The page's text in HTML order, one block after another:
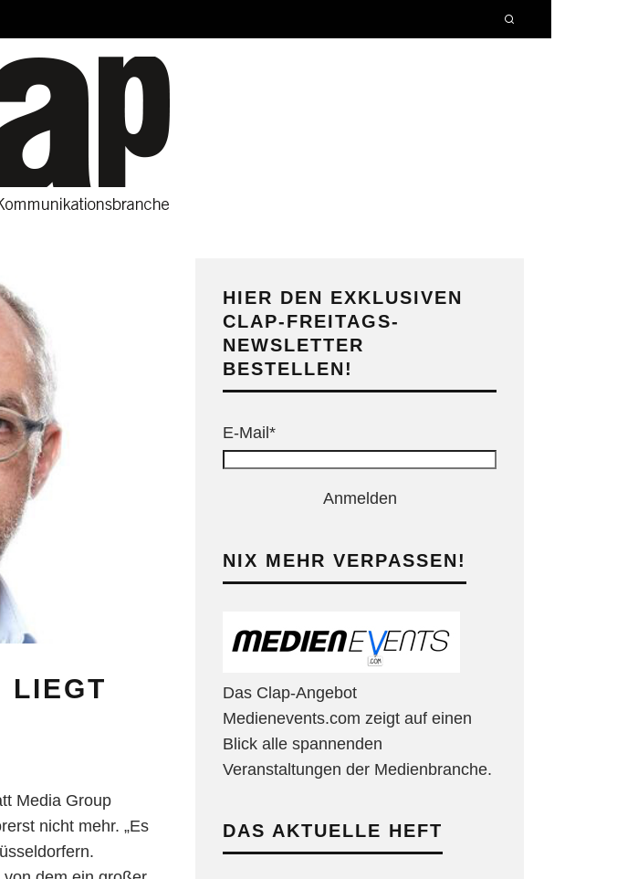
LIEGT
Media Group
nicht mehr. „Es
HIER DEN EXKLUSIVEN
CLAP-FREITAGS-
NEWSLETTER
BESTELLEN!
E-Mail*
Anmelden
NIX MEHR VERPASSEN!
Das Clap-Angebot
Medienevents.com zeigt auf einen
Blick alle spannenden
Veranstaltungen der Medienbranche.
DAS AKTUELLE HEFT